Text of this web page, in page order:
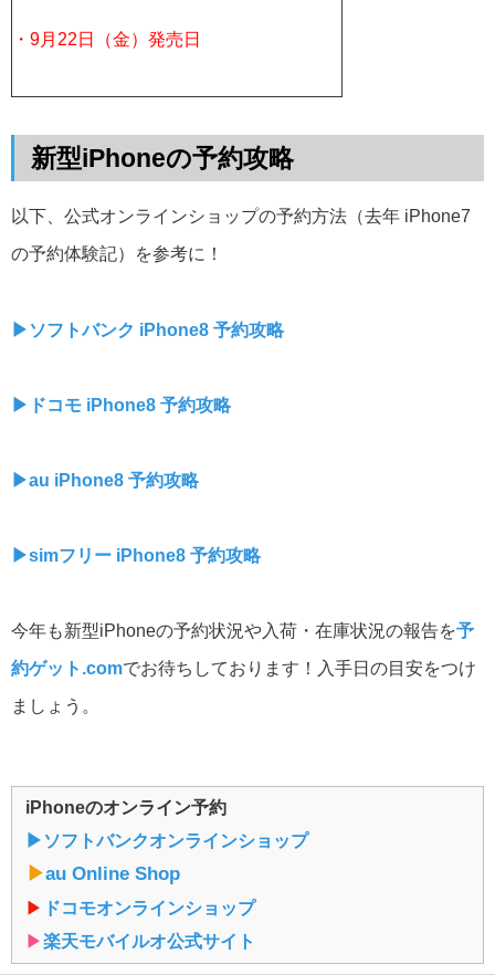
・9月22日（金）発売日
新型iPhoneの予約攻略
以下、公式オンラインショップの予約方法（去年 iPhone7
の予約体験記）を参考に！
▶︎ソフトバンク iPhone8 予約攻略
▶︎ドコモ iPhone8 予約攻略
▶︎au iPhone8 予約攻略
▶︎simフリー iPhone8 予約攻略
今年も新型iPhoneの予約状況や入荷・在庫状況の報告を予
約ゲット.comでお待ちしております！入手日の目安をつけ
ましょう。
iPhoneのオンライン予約
▶︎ソフトバンクオンラインショップ
▶︎au Online Shop
▶︎ ドコモオンラインショップ
▶︎楽天モバイルオ公式サイト